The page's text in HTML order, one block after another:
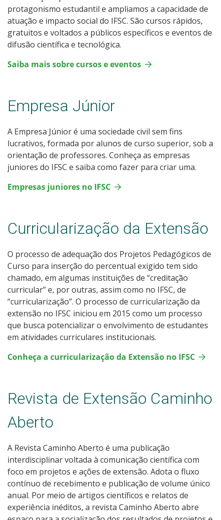
protagonismo estudantil e ampliamos a capacidade de
atuação e impacto social do IFSC. São cursos rápidos,
gratuitos e voltados a públicos específicos e eventos de
difusão científica e tecnológica.
Saiba mais sobre cursos e eventos
Empresa Júnior
A Empresa Júnior é uma sociedade civil sem fins
lucrativos, formada por alunos de curso superior, sob a
orientação de professores. Conheça as empresas
juniores do IFSC e saiba como fazer para criar uma.
Empresas juniores no IFSC
Curricularização da Extensão
O processo de adequação dos Projetos Pedagógicos de
Curso para inserção do percentual exigido tem sido
chamado, em algumas instituições de “creditação
curricular” e, por outras, assim como no IFSC, de
“curricularização”. O processo de curricularização da
extensão no IFSC iniciou em 2015 como um processo
que busca potencializar o envolvimento de estudantes
em atividades curriculares institucionais.
Conheça a curricularização da Extensão no IFSC
Revista de Extensão Caminho
Aberto
A Revista Caminho Aberto é uma publicação
interdisciplinar voltada à comunicação científica com
foco em projetos e ações de extensão. Adota o fluxo
contínuo de recebimento e publicação de volume único
anual. Por meio de artigos científicos e relatos de
experiência inéditos, a revista Caminho Aberto abre